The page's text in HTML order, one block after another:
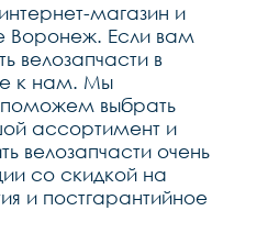
магазин и
Воронеж. Если вам
велозапчасти в
к нам. Мы
выбрать
ассортимент и
велозапчасти очень
со скидкой на
и постгарантийное